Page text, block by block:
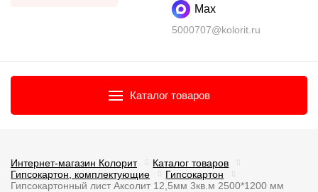
Max
5000707@kolorit.ru
Каталог товаров
Интернет-магазин Колорит
Каталог товаров
Гипсокартон, комплектующие
Гипсокартон
Гипсокартонный лист Аксолит 12,5мм 3кв.м 2500*1200 мм